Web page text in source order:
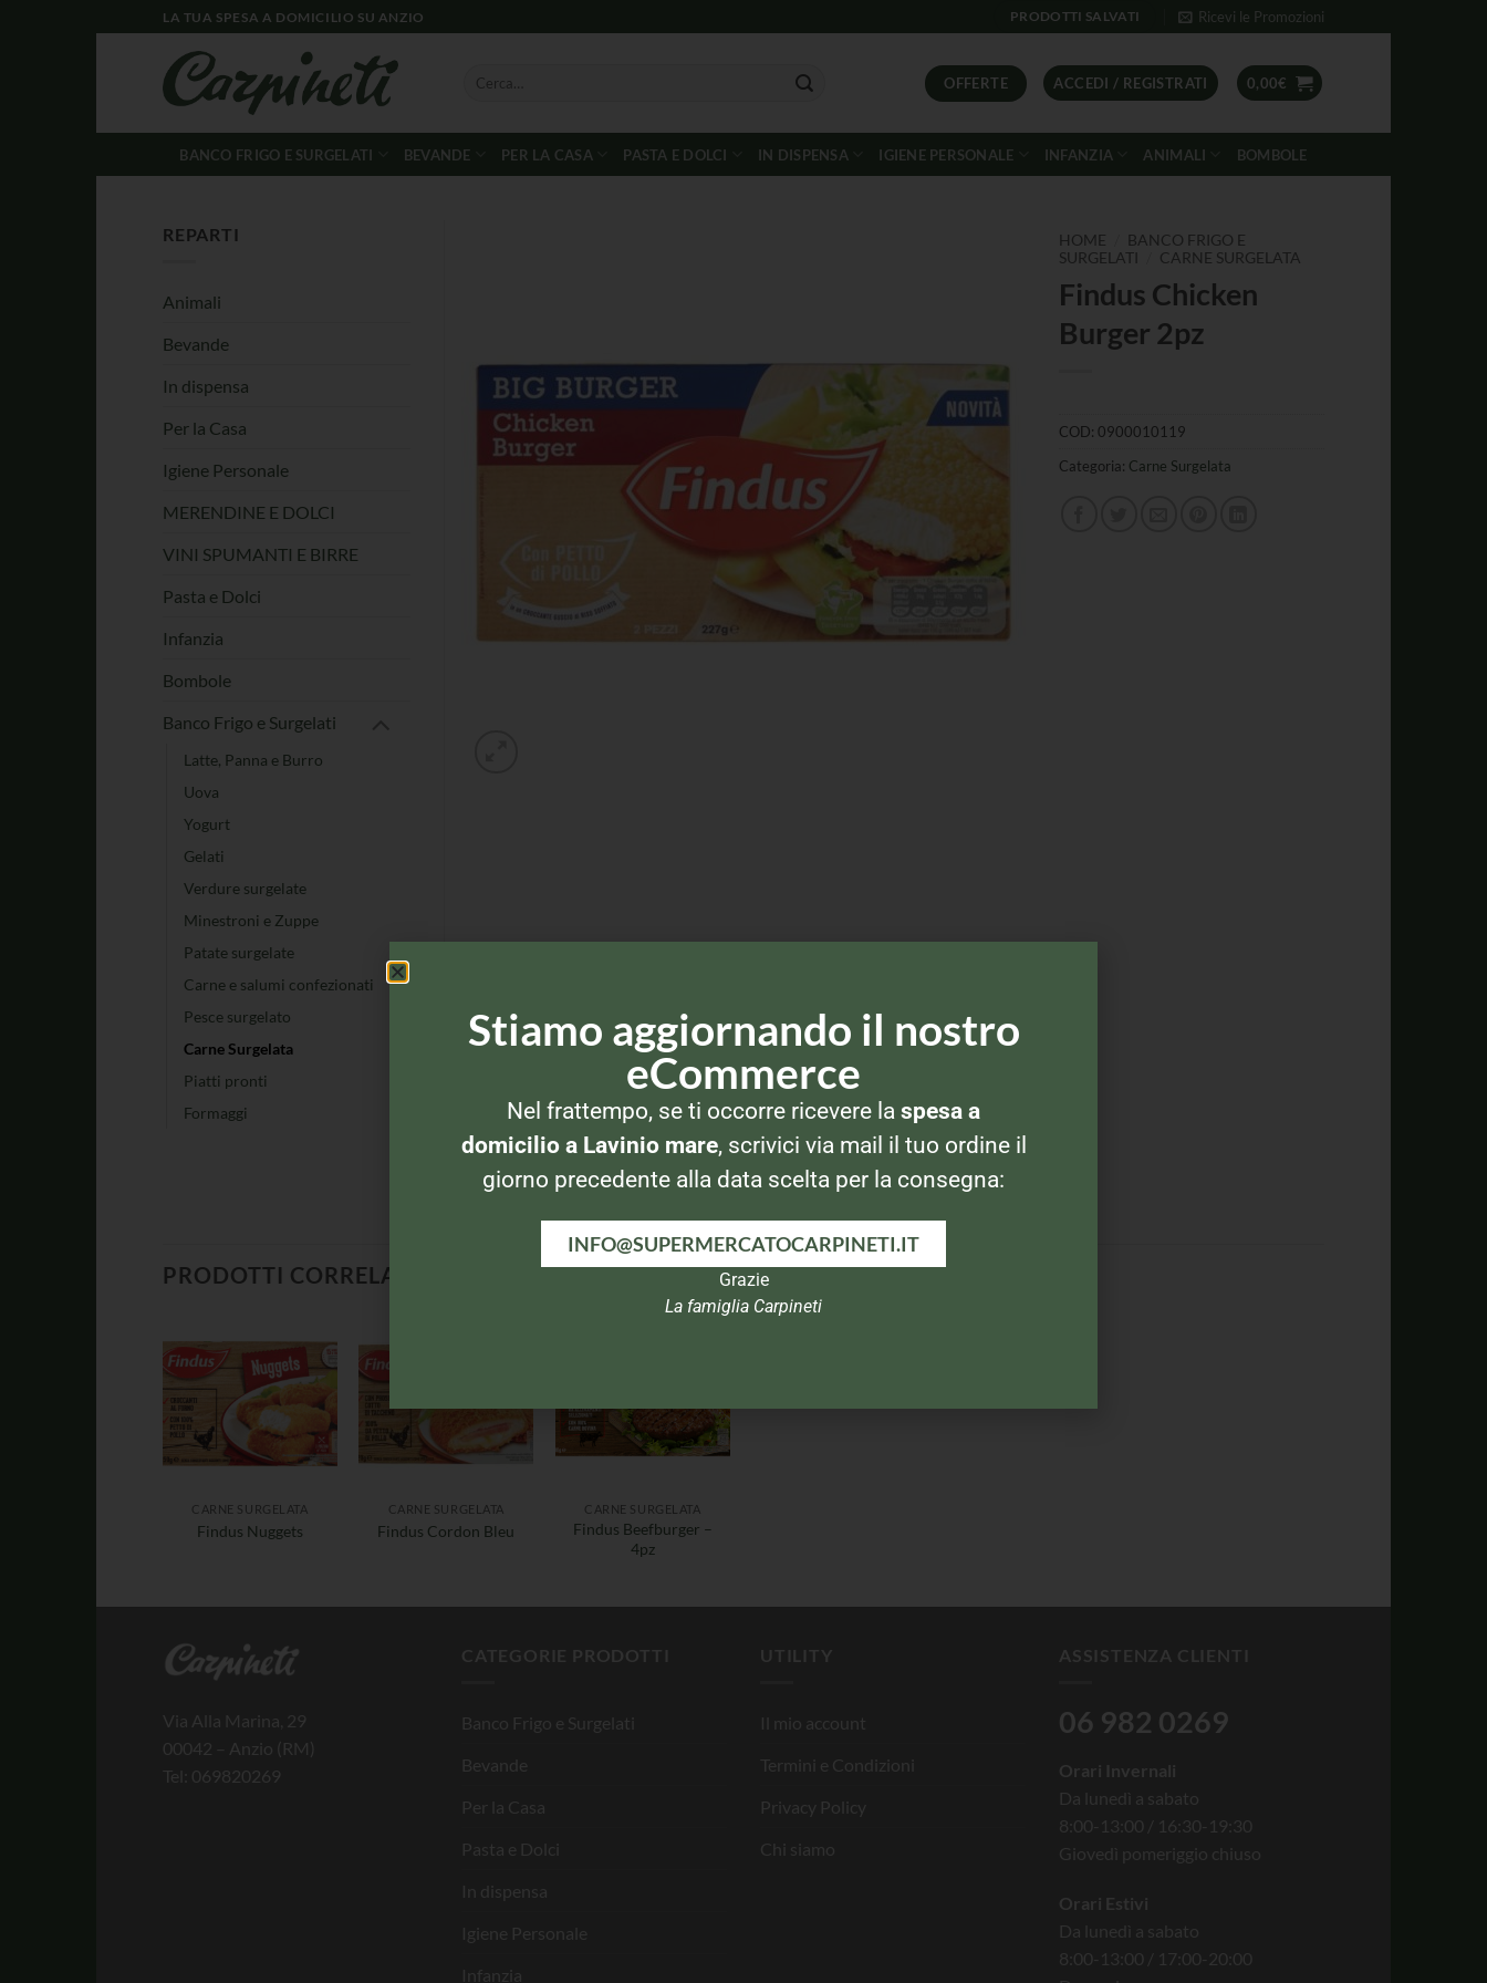
LA TUA SPESA A DOMICILIO SU ANZIO PRODOTTI SALVATI Ricevi le Promozioni
OFFERTE ACCEDI / REGISTRATI 0,00€
BANCO FRIGO E SURGELATI BEVANDE PER LA CASA PASTA E DOLCI IN DISPENSA IGIENE PERSONALE INFANZIA ANIMALI BOMBOLE
HOME
BANCO FRIGO E
SURGELATI
CARNE SURGELATA
Findus Chicken
Burger 2pz
COD: 0900010119
Categoria: Carne Surgelata
REPARTI
Animali
Bevande
In dispensa
Per la Casa
Igiene Personale
MERENDINE E DOLCI
VINI SPUMANTI E BIRRE
Pasta e Dolci
Infanzia
Bombole
Banco Frigo e Surgelati
Latte, Panna e Burro
Uova
Yogurt
Gelati
Verdure surgelate
Minestroni e Zuppe
Patate surgelate
Carne e salumi confezionati
Pesce surgelato
Carne Surgelata
Piatti pronti
Formaggi
PRODOTTI CORRELATI
CARNE SURGELATA
Findus Nuggets
CARNE SURGELATA
Findus Cordon Bleu
CARNE SURGELATA
Findus Beefburger –
4pz
Via Alla Marina, 29
00042 – Anzio (RM)
Tel: 069820269
CATEGORIE PRODOTTI
Banco Frigo e Surgelati
Bevande
Per la Casa
Pasta e Dolci
In dispensa
Igiene Personale
Infanzia
UTILITY
Il mio account
Termini e Condizioni
Privacy Policy
Chi siamo
ASSISTENZA CLIENTI
06 982 0269
Orari Invernali
Da lunedì a sabato
8:00-13:00 / 16:30-19:30
Giovedì pomeriggio chiuso
Orari Estivi
Da lunedì a sabato
8:00-13:00 / 17:00-20:00
Stiamo aggiornando il nostro
eCommerce
Nel frattempo, se ti occorre ricevere la spesa a
domicilio a Lavinio mare, scrivici via mail il tuo ordine il
giorno precedente alla data scelta per la consegna:
INFO@SUPERMERCATOCARPINETI.IT
Grazie
La famiglia Carpineti